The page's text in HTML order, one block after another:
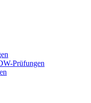
Prüfungen